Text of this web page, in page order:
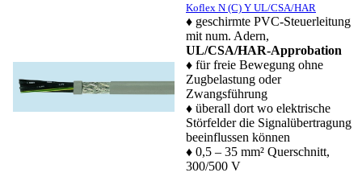
Koflex N (C) Y UL/CSA/HAR
♦ geschirmte PVC-Steuerleitung
mit num. Adern,
UL/CSA/HAR-Approbation
♦ für freie Bewegung ohne
Zugbelastung oder
Zwangsführung
♦ überall dort wo elektrische
Störfelder die Signalübertragung
beeinflussen können
♦ 0,5 – 35 mm² Querschnitt,
300/500 V